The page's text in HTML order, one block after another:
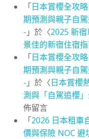
「日本賞櫻全攻
期預測與親子自
- 」於〈2025 新
景佳的新宿住宿
「日本賞櫻全攻
期預測與親子自
- 」於〈日本賞櫻
測與「自駕追櫻
佈留言
「2026 日本租車
價與保險 NOC 避